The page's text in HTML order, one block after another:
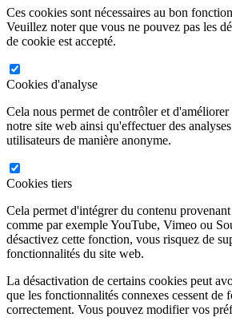
Ces cookies sont nécessaires au bon
Veuillez noter que vous ne pouvez pas les
de cookie est accepté.
Cookies d'analyse
Cela nous permet de contrôler et
notre site web ainsi qu'effectuer des
utilisateurs de manière anonyme.
Cookies tiers
Cela permet d'intégrer du contenu
comme par exemple YouTube, Vimeo ou
désactivez cette fonction, vous risquez de
fonctionnalités du site web.
La désactivation de certains cookies peut
que les fonctionnalités connexes cessent de
correctement. Vous pouvez modifier vos